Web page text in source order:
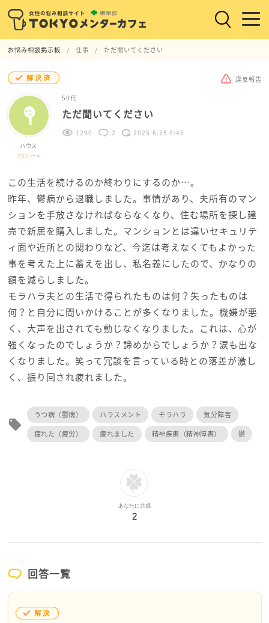
お悩み相談掲示板 仕事 ただ聞いてください
解決済 違反報告
ハウス
プロフィール
50代
ただ聞いてください
1290 2 2025.6.15 0:45
この生活を続けるのか終わりにするのか…。
昨年、鬱病から退職しました。事情があり、夫所有のマン
ションを手放さなければならなくなり、住む場所を探し建
売で新居を購入しました。マンションとは違いセキュリテ
ィ面や近所との関わりなど、今迄は考えなくてもよかった
事を考えた上に蓄えを出し、私名義にしたので、かなりの
額を減らしました。
モラハラ夫との生活で得られたものは何？失ったものは
何？と自分に問いかけることが多くなりました。機嫌が悪
く、大声を出されても動じなくなりました。これは、心が
強くなったのでしょうか？諦めからでしょうか？涙も出な
くなりました。笑って冗談を言っている時との落差が激し
く、振り回され疲れました。
local_offer
うつ病（鬱病） ハラスメント モラハラ
気分障害
疲れた（疲労）
疲れました 精神疾患（精神障害） 鬱
あなたに共感
2
回答一覧
解決